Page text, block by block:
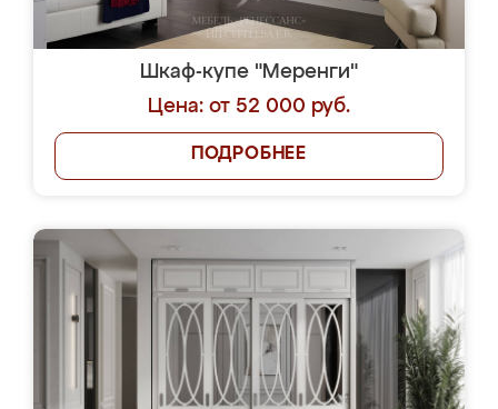
Шкаф-купе "Меренги"
Цена: от 52 000 руб.
ПОДРОБНЕЕ